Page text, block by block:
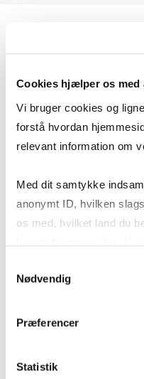
Cookies hjælper os med
Vi bruger cookies og
forstå hvordan
relevant information om
Med dit samtykke
anonymt ID, hvilken
os med, hvilket land du
markedsføring. Du
Nødvendig
Præferencer
Statistik
Geopolitik og
navigerer man
Krigen i Ukraine